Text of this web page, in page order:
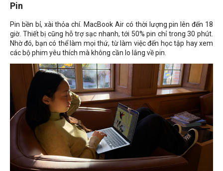
Pin
Pin bền bỉ, xài thỏa chí. MacBook Air có thời lượng pin lên đến 18
giờ. Thiết bị cũng hỗ trợ sạc nhanh, tới 50% pin chỉ trong 30 phút.
Nhờ đó, bạn có thể làm mọi thứ, từ làm việc đến học tập hay xem
các bộ phim yêu thích mà không cần lo lắng về pin.